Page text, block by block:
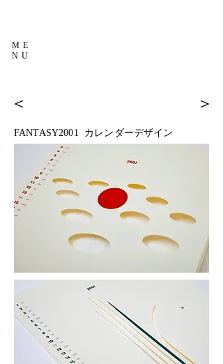
ME
NU
＜ ＞
FANTASY2001 カレンダーデザイン